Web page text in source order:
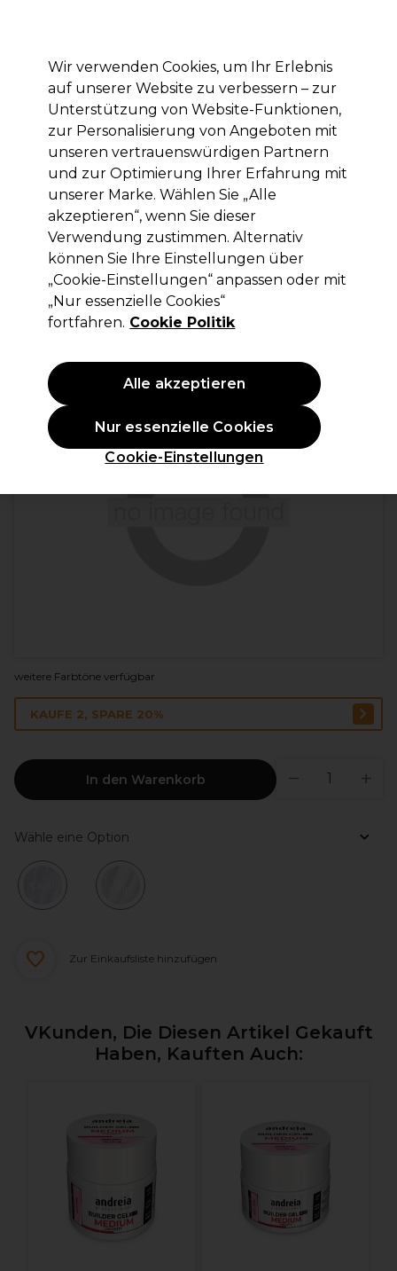
Anmelden
Marken Deals Haare Elektrogeräte Saloneinrichtung
Lieferung und Lieferzeiten
– mehr erfahren
Andreia Professional Builder Gel 3 in 1 -
Geringe Viskosität 44gr
(0)
16,99 €ohne MwSt.(PROFI-PREIS)
20,22 €inkl. MwSt.)| 38.61 € pro 100g
weitere Farbtöne verfügbar
KAUFE 2, SPARE 20%
In den Warenkorb
Wähle eine Option
Zur Einkaufsliste hinzufügen
VKunden, Die Diesen Artikel Gekauft
Haben, Kauften Auch:
Wir verwenden Cookies, um Ihr Erlebnis
auf unserer Website zu verbessern – zur
Unterstützung von Website-Funktionen,
zur Personalisierung von Angeboten mit
unseren vertrauenswürdigen Partnern
und zur Optimierung Ihrer Erfahrung mit
unserer Marke. Wählen Sie „Alle
akzeptieren“, wenn Sie dieser
Verwendung zustimmen. Alternativ
können Sie Ihre Einstellungen über
„Cookie-Einstellungen“ anpassen oder mit
„Nur essenzielle Cookies“
fortfahren. Cookie Politik
Cookie-Einstellungen
Nur essenzielle Cookies
Alle akzeptieren